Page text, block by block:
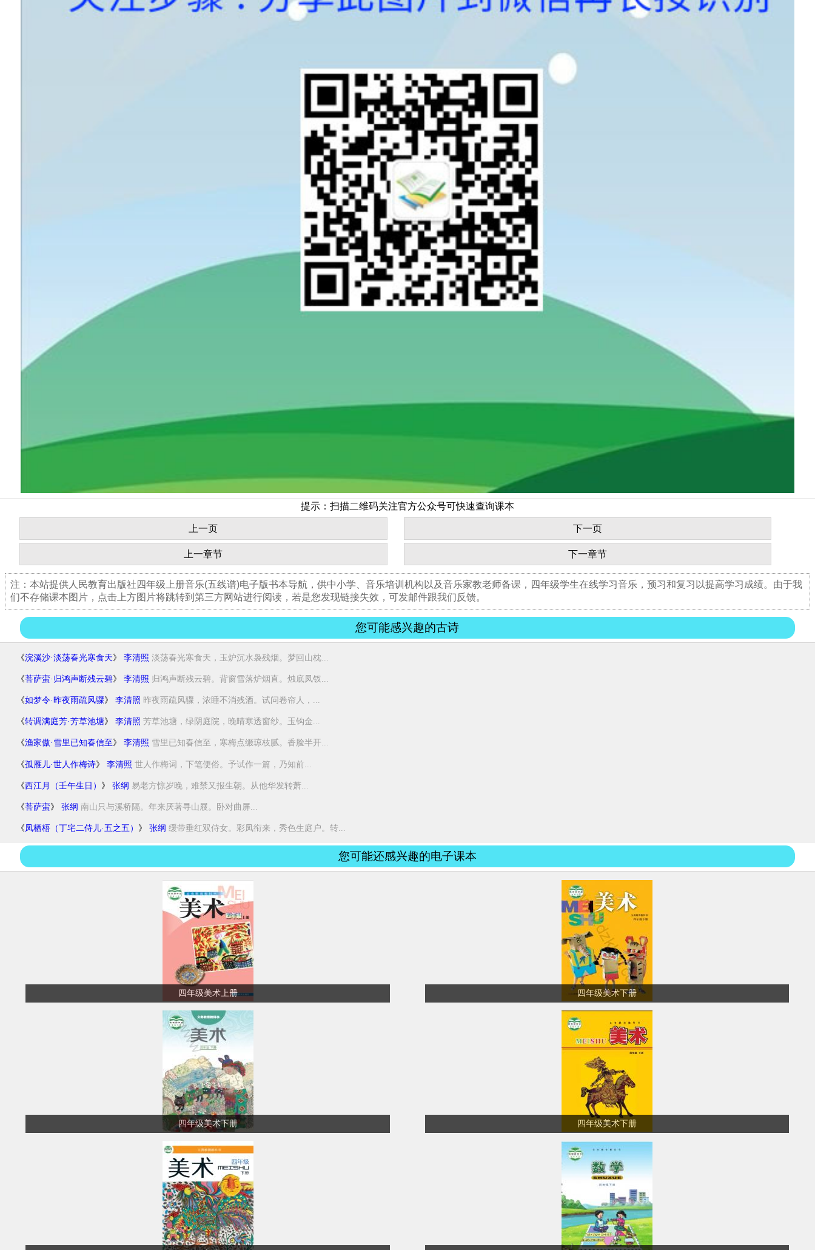
提示：扫描二维码关注官方公众号可快速查询课本
上一页 下一页
上一章节 下一章节
注：本站提供人民教育出版社四年级上册音乐(五线谱)电子版书本导航，供中小学、音乐培训机构以及音乐家教老师备课，四年级学生在线学习音乐，预习和复习以提高学习成绩。由于我
们不存储课本图片，点击上方图片将跳转到第三方网站进行阅读，若是您发现链接失效，可发邮件跟我们反馈。
您可能感兴趣的古诗
《浣溪沙·淡荡春光寒食天》 李清照 淡荡春光寒食天，玉炉沉水袅残烟。梦回山枕...
《菩萨蛮·归鸿声断残云碧》 李清照 归鸿声断残云碧。背窗雪落炉烟直。烛底凤钗...
《如梦令·昨夜雨疏风骤》 李清照 昨夜雨疏风骤，浓睡不消残酒。试问卷帘人，...
《转调满庭芳·芳草池塘》 李清照 芳草池塘，绿阴庭院，晚晴寒透窗纱。玉钩金...
《渔家傲·雪里已知春信至 》 李清照 雪里已知春信至，寒梅点缀琼枝腻。香脸半开...
《孤雁儿·世人作梅诗》 李清照 世人作梅词，下笔便俗。予试作一篇，乃知前...
《西江月（壬午生日） 》 张纲 易老方惊岁晚，难禁又报生朝。从他华发转萧...
《菩萨蛮》 张纲 南山只与溪桥隔。年来厌著寻山屐。卧对曲屏...
《凤栖梧（丁宅二侍儿·五之五） 》 张纲 缓带垂红双侍女。彩凤衔来，秀色生庭户。转...
您可能还感兴趣的电子课本
四年级美术上册 四年级美术下册
四年级美术下册 四年级美术下册